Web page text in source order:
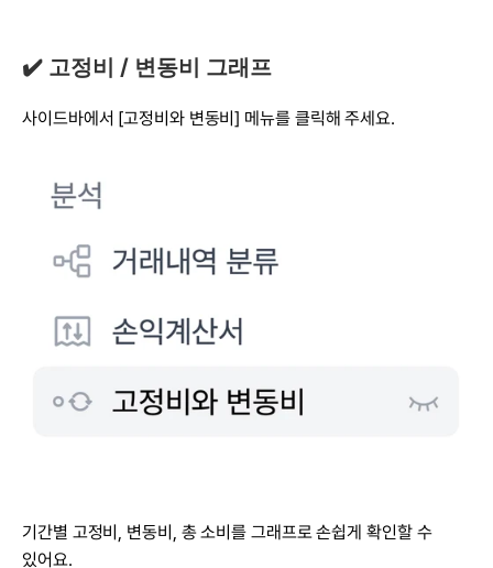
✔️ 고정비 / 변동비 그래프
사이드바에서 [고정비와 변동비] 메뉴를 클릭해 주세요.
기간별 고정비, 변동비, 총 소비를 그래프로 손쉽게 확인할 수
있어요.